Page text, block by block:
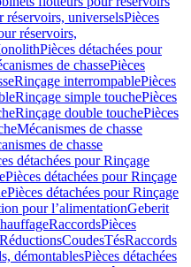
réservoirs, universelsPièces
réservoirs,
Pièces détachées pour
de chassePièces
Rinçage interrompablePièces
Rinçage simple touchePièces
Rinçage double touchePièces
Mécanismes de chasse
de chasse
détachées pour Rinçage
Pièces détachées pour Rinçage
Pièces détachées pour Rinçage
pour l’alimentationGeberit
RaccordsPièces
RéductionsCoudesTésRaccords
démontablesPièces détachées